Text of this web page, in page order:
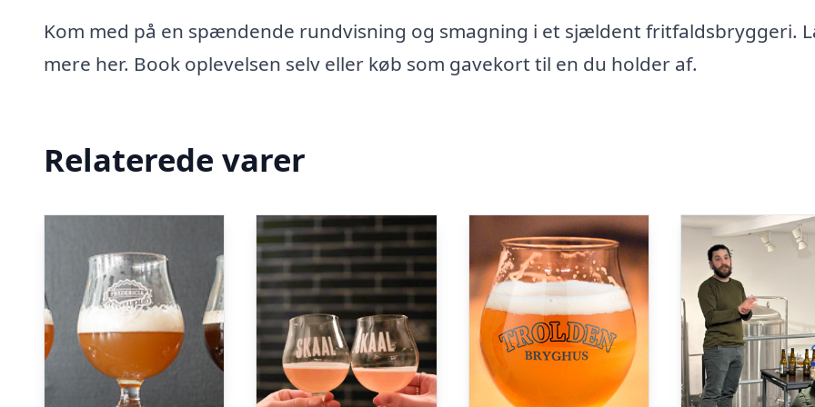
Kom med på en spændende rundvisning og smagning i et sjældent fritfaldsbryggeri.
mere her. Book oplevelsen selv eller køb som gavekort til en du holder af.
Relaterede varer